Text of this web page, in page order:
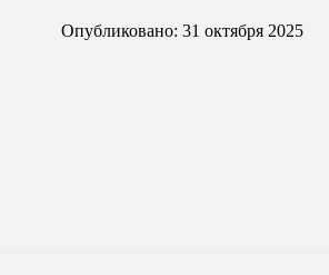
Опубликовано: 31 октября 2025